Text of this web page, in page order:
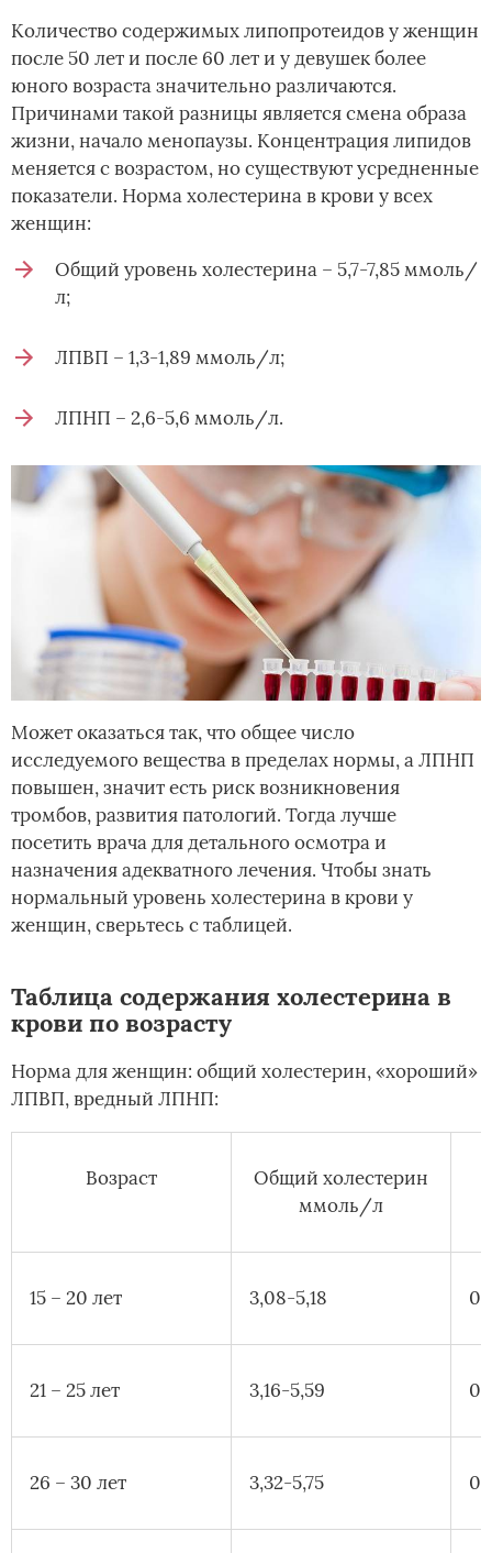
Количество содержимых липопротеидов у женщин
после 50 лет и после 60 лет и у девушек более
юного возраста значительно различаются.
Причинами такой разницы является смена образа
жизни, начало менопаузы. Концентрация липидов
меняется с возрастом, но существуют усредненные
показатели. Норма холестерина в крови у всех
женщин:
Общий уровень холестерина – 5,7-7,85 ммоль/
л;
ЛПВП – 1,3-1,89 ммоль/л;
ЛПНП – 2,6-5,6 ммоль/л.
Может оказаться так, что общее число
исследуемого вещества в пределах нормы, а ЛПНП
повышен, значит есть риск возникновения
тромбов, развития патологий. Тогда лучше
посетить врача для детального осмотра и
назначения адекватного лечения. Чтобы знать
нормальный уровень холестерина в крови у
женщин, сверьтесь с таблицей.
Таблица содержания холестерина в
крови по возрасту
Норма для женщин: общий холестерин, «хороший»
ЛПВП, вредный ЛПНП:
Возраст
Общий холестерин
ммоль/л
15 – 20 лет 3,08-5,18
21 – 25 лет 3,16-5,59
26 – 30 лет 3,32-5,75